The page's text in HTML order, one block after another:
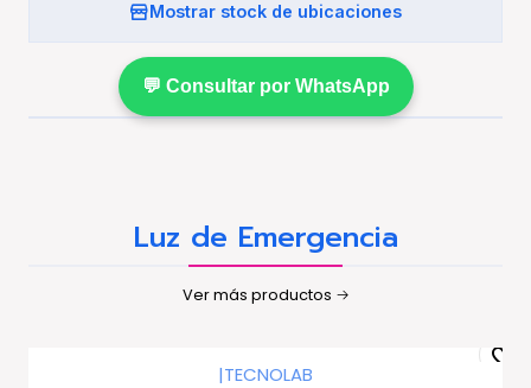
Mostrar stock de ubicaciones
💬 Consultar por WhatsApp
Luz de Emergencia
Ver más productos
|TECNOLAB